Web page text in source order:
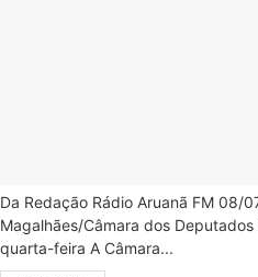
Da Redação Rádio Aruanã FM
Magalhães/Câmara dos
quarta-feira A Câmara...